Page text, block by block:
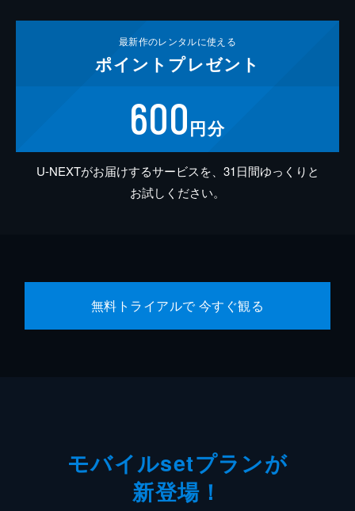
最新作のレンタルに使える
ポイント プレゼント
600円分
U-NEXTがお届けするサービスを、31日間ゆっくりと
お試しください。
無料トライアルで 今すぐ観る
モバイルsetプランが
新登場！